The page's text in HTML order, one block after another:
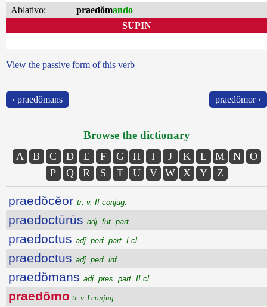
Ablativo:
praedŏmando
SUPIN
–
View the passive form of this verb
‹ praedŏmans praedŏmor ›
Browse the dictionary
A B C D E F G H I J K L M N
O
P
Q R S T U V W X Y Z
praedŏcĕor tr. v. II conjug.
praedoctūrūs adj. fut. part.
praedoctus adj. perf. part. I cl.
praedoctus adj. perf. inf.
praedŏmans adj. pres. part. II cl.
praedŏmo tr. v. I conjug.